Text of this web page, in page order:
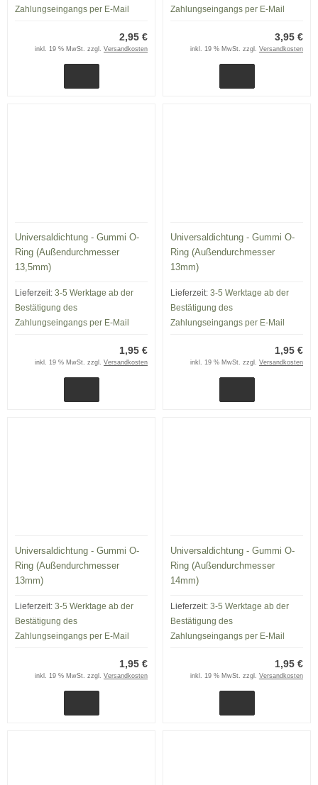
Zahlungseingangs per E-Mail
2,95 €
inkl. 19 % MwSt. zzgl. Versandkosten
Zahlungseingangs per E-Mail
3,95 €
inkl. 19 % MwSt. zzgl. Versandkosten
Universaldichtung - Gummi O-
Ring (Außendurchmesser
13,5mm)
Lieferzeit: 3-5 Werktage ab der
Bestätigung des
Zahlungseingangs per E-Mail
1,95 €
inkl. 19 % MwSt. zzgl. Versandkosten
Universaldichtung - Gummi O-
Ring (Außendurchmesser
13mm)
Lieferzeit: 3-5 Werktage ab der
Bestätigung des
Zahlungseingangs per E-Mail
1,95 €
inkl. 19 % MwSt. zzgl. Versandkosten
Universaldichtung - Gummi O-
Ring (Außendurchmesser
13mm)
Lieferzeit: 3-5 Werktage ab der
Bestätigung des
Zahlungseingangs per E-Mail
1,95 €
inkl. 19 % MwSt. zzgl. Versandkosten
Universaldichtung - Gummi O-
Ring (Außendurchmesser
14mm)
Lieferzeit: 3-5 Werktage ab der
Bestätigung des
Zahlungseingangs per E-Mail
1,95 €
inkl. 19 % MwSt. zzgl. Versandkosten